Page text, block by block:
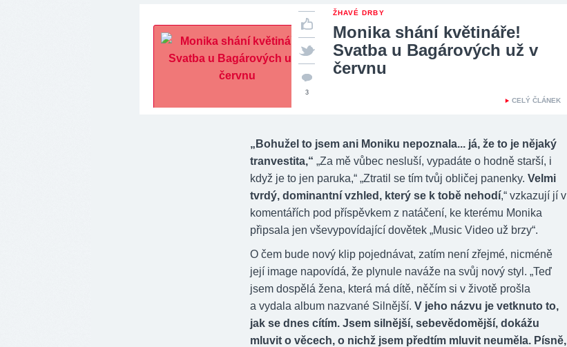
ŽHAVÉ DRBY
Monika shání květináře!
Svatba u Bagárových už v
červnu
CELÝ ČLÁNEK
3
„Bohužel to jsem ani Moniku nepoznala... já, že to je nějaký
tranvestita,“ „Za mě vůbec nesluší, vypadáte o hodně starší, i
když je to jen paruka,“ „Ztratil se tím tvůj obličej panenky. Velmi
tvrdý, dominantní vzhled, který se k tobě nehodí,“ vzkazují jí v
komentářích pod příspěvkem z natáčení, ke kterému Monika
připsala jen vševypovídající dovětek „Music Video už brzy“.
O čem bude nový klip pojednávat, zatím není zřejmé, nicméně
její image napovídá, že plynule naváže na svůj nový styl. „Teď
jsem dospělá žena, která má dítě, něčím si v životě prošla
a vydala album nazvané Silnější. V jeho názvu je vetknuto to,
jak se dnes cítím. Jsem silnější, sebevědomější, dokážu
mluvit o věcech, o nichž jsem předtím mluvit neuměla. Písně,